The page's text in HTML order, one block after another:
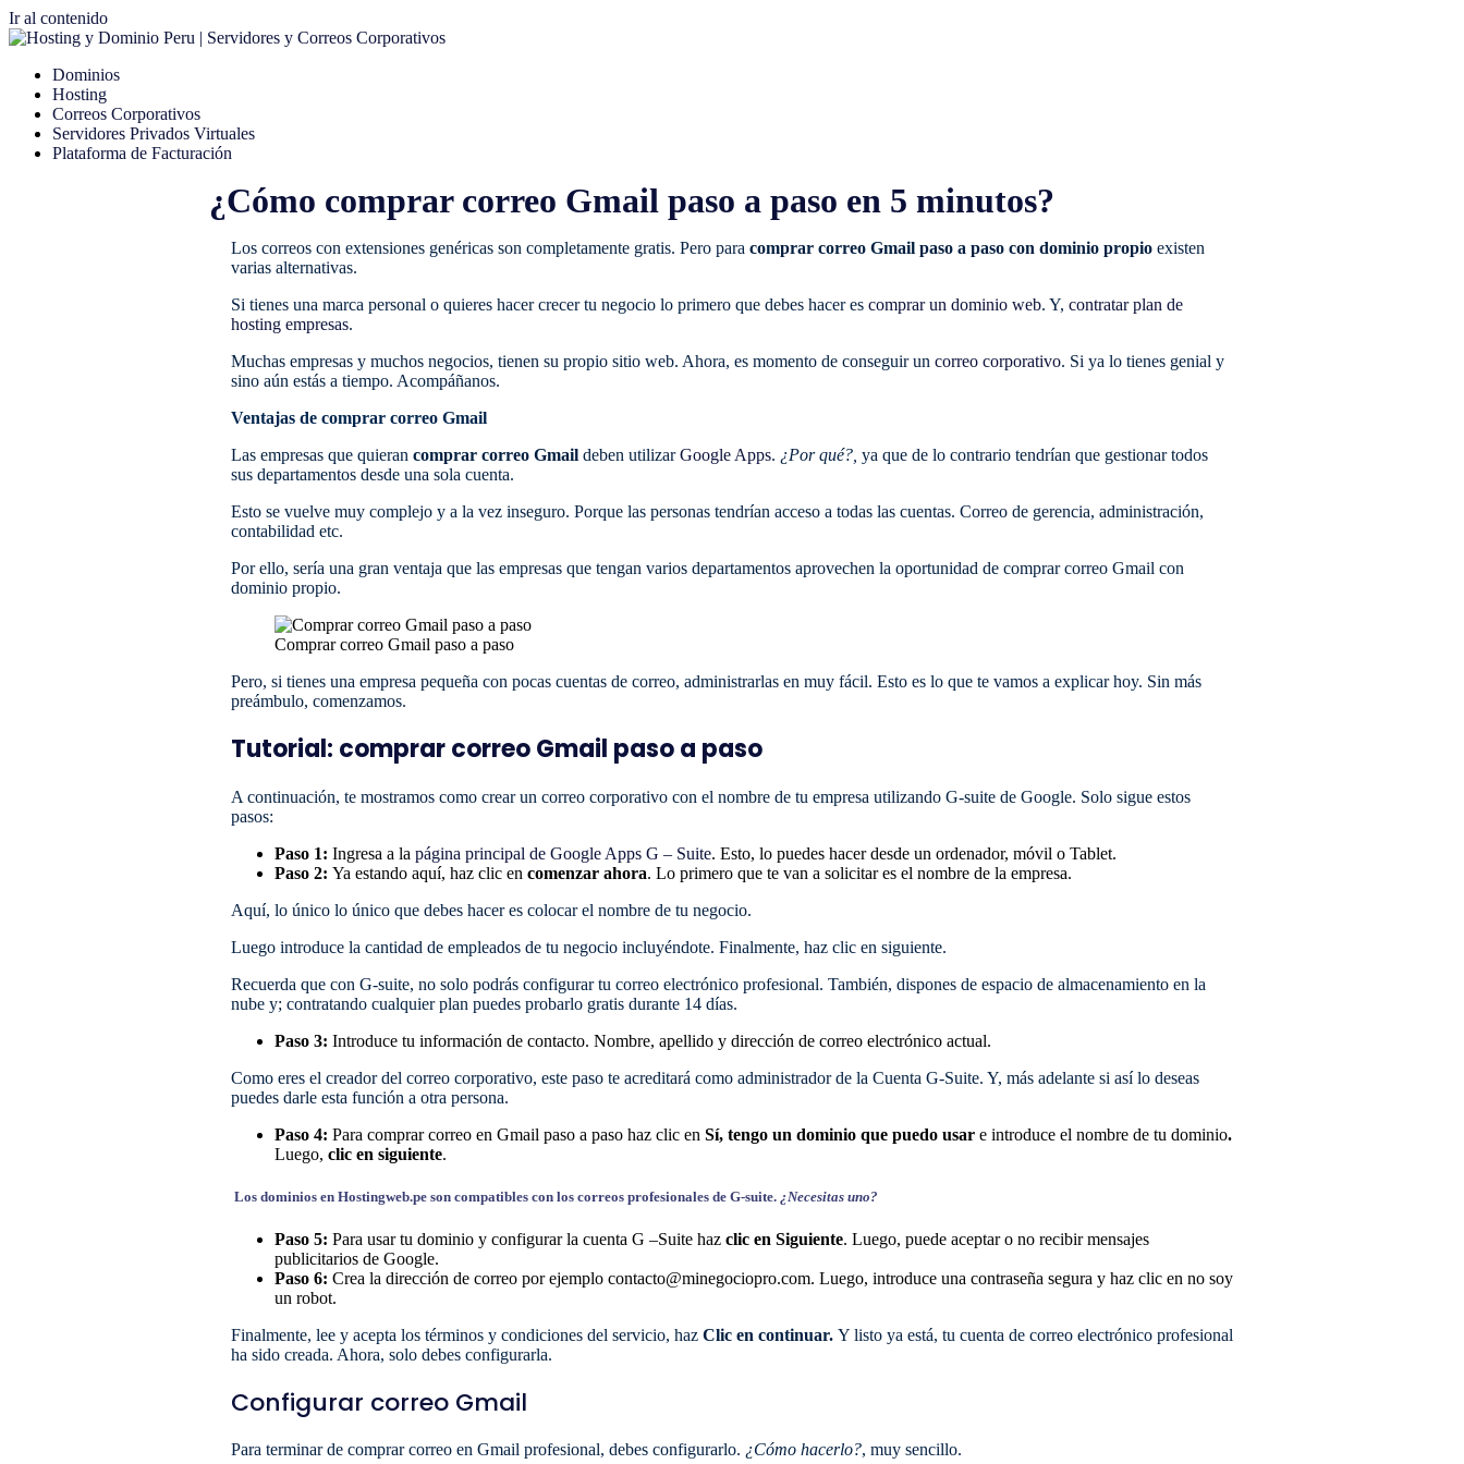
Ir al contenido
Dominios
Hosting
Correos Corporativos
Servidores Privados Virtuales
Plataforma de Facturación
¿Cómo comprar correo Gmail paso a paso en 5 minutos?
Los correos con extensiones genéricas son completamente gratis. Pero para comprar correo Gmail paso a paso con dominio propio existen
varias alternativas.
Si tienes una marca personal o quieres hacer crecer tu negocio lo primero que debes hacer es comprar un dominio web. Y, contratar plan de
hosting empresas.
Muchas empresas y muchos negocios, tienen su propio sitio web. Ahora, es momento de conseguir un correo corporativo. Si ya lo tienes genial y
sino aún estás a tiempo. Acompáñanos.
Ventajas de comprar correo Gmail
Las empresas que quieran comprar correo Gmail deben utilizarGoogle Apps. ¿Por qué?, ya que de lo contrario tendrían que gestionar todos
sus departamentos desde una sola cuenta.
Esto se vuelve muy complejo y a la vez inseguro. Porque las personas tendrían acceso a todas las cuentas. Correo de gerencia, administración,
contabilidad etc.
Por ello, sería una gran ventaja que las empresas que tengan varios departamentos aprovechen la oportunidad de comprar correo Gmail con
dominio propio.
Comprar correo Gmail paso a paso
Pero, si tienes una empresa pequeña con pocas cuentas de correo, administrarlas en muy fácil. Esto es lo que te vamos a explicar hoy. Sin más
preámbulo, comenzamos.
Tutorial: comprar correo Gmail paso a paso
A continuación, te mostramos como crear un correo corporativo con el nombre de tu empresa utilizando G-suite de Google. Solo sigue estos
pasos:
Paso 1: Ingresa a la página principal de Google Apps G – Suite. Esto, lo puedes hacer desde un ordenador, móvil o Tablet.
Paso 2: Ya estando aquí, haz clic en comenzar ahora. Lo primero que te van a solicitar es el nombre de la empresa.
Aquí, lo único lo único que debes hacer es colocar el nombre de tu negocio.
Luego introduce la cantidad de empleados de tu negocio incluyéndote. Finalmente, haz clic en siguiente.
Recuerda que con G-suite, no solo podrás configurar tu correo electrónico profesional. También, dispones de espacio de almacenamiento en la
nube y; contratando cualquier plan puedes probarlo gratis durante 14 días.
Paso 3: Introduce tu información de contacto. Nombre, apellido y dirección de correo electrónico actual.
Como eres el creador del correo corporativo, este paso te acreditará como administrador de la Cuenta G-Suite. Y, más adelante si así lo deseas
puedes darle esta función a otra persona.
Paso 4: Para comprar correo en Gmail paso a paso haz clic en Sí, tengo un dominio que puedo usar e introduce el nombre de tu dominio.
Luego, clic en siguiente.
Los dominios en Hostingweb.pe son compatibles con los correos profesionales de G-suite. ¿Necesitas uno?
Paso 5: Para usar tu dominio y configurar la cuenta G –Suite haz clic en Siguiente. Luego, puede aceptar o no recibir mensajes
publicitarios de Google.
Paso 6: Crea la dirección de correo por ejemplo contacto@minegociopro.com. Luego, introduce una contraseña segura y haz clic en no soy
un robot.
Finalmente, lee y acepta los términos y condiciones del servicio, haz Clic en continuar. Y listo ya está, tu cuenta de correo electrónico profesional
ha sido creada. Ahora, solo debes configurarla.
Configurar correo Gmail
Para terminar de comprar correo en Gmail profesional, debes configurarlo. ¿Cómo hacerlo?, muy sencillo.